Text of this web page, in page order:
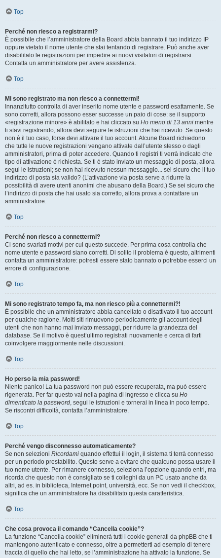
Top
Perché non riesco a registrarmi?
È possibile che l’amministratore della Board abbia bannato il tuo indirizzo IP
oppure vietato il nome utente che stai tentando di registrare. Può anche aver
disabilitato le registrazioni per impedire ai nuovi visitatori di registrarsi.
Contatta un amministratore per avere assistenza.
Top
Mi sono registrato ma non riesco a connettermi!
Innanzitutto controlla di aver inserito nome utente e password esattamente. Se
sono corretti, allora possono esser successe un paio di cose: se il supporto
«registrazione minore» è abilitato e hai cliccato su Ho meno di 13 anni mentre
ti stavi registrando, allora devi seguire le istruzioni che hai ricevuto. Se questo
non è il tuo caso, forse devi attivare il tuo account. Alcune Board richiedono
che tutte le nuove registrazioni vengano attivate dall’utente stesso o dagli
amministratori, prima di poter accedere. Quando ti registri ti verrà indicato che
tipo di attivazione è richiesta. Se ti è stato inviato un messaggio di posta, allora
segui le istruzioni; se non hai ricevuto nessun messaggio... sei sicuro che il tuo
indirizzo di posta sia valido? (L’attivazione via posta serve a ridurre la
possibilità di avere utenti anonimi che abusano della Board.) Se sei sicuro che
l’indirizzo di posta che hai usato sia corretto, allora prova a contattare un
amministratore.
Top
Perché non riesco a connettermi?
Ci sono svariati motivi per cui questo succede. Per prima cosa controlla che
nome utente e password siano corretti. Di solito il problema è questo, altrimenti
contatta un amministratore: potresti essere stato bannato o potrebbe esserci un
errore di configurazione.
Top
Mi sono registrato tempo fa, ma non riesco più a connettermi?!
È possibile che un amministratore abbia cancellato o disattivato il tuo account
per qualche ragione. Molti siti rimuovono periodicamente gli account degli
utenti che non hanno mai inviato messaggi, per ridurre la grandezza del
database. Se il motivo è quest’ultimo registrati nuovamente e cerca di farti
coinvolgere maggiormente nelle discussioni.
Top
Ho perso la mia password!
Niente panico! La tua password non può essere recuperata, ma può essere
rigenerata. Per far questo vai nella pagina di ingresso e clicca su Ho
dimenticato la password, segui le istruzioni e tornerai in linea in poco tempo.
Se riscontri difficoltà, contatta l’amministratore.
Top
Perché vengo disconnesso automaticamente?
Se non selezioni Ricordami quando effettui il login, il sistema ti terrà connesso
per un periodo prestabilito. Questo serve a evitare che qualcuno possa usare il
tuo nome utente. Per rimanere connesso, seleziona l’opzione quando entri, ma
ricorda che questo non è consigliato se ti colleghi da un PC usato anche da
altri, ad es. in biblioteca, Internet point, università, ecc. Se non vedi il checkbox,
significa che un amministratore ha disabilitato questa caratteristica.
Top
Che cosa provoca il comando “Cancella cookie”?
La funzione “Cancella cookie” eliminerà tutti i cookie generati da phpBB che ti
mantengono autenticato e connesso, oltre a permetterti ad esempio di tenere
traccia di quello che hai letto, se l’amministrazione ha attivato la funzione. Se